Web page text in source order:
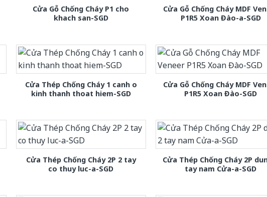
Cửa Gỗ Chống Cháy P1 cho
khach san-SGD
Cửa Gỗ Chống Cháy MDF
P1R5 Xoan Đào-a-SGD
Cửa Thép Chống Cháy 1 canh o
kinh thanh thoat hiem-SGD
Cửa Gỗ Chống Cháy MDF
P1R5 Xoan Đào-SGD
Cửa Thép Chống Cháy 2P 2 tay
co thuy luc-a-SGD
Cửa Thép Chống Cháy 2P
tay nam Cửa-a-SGD